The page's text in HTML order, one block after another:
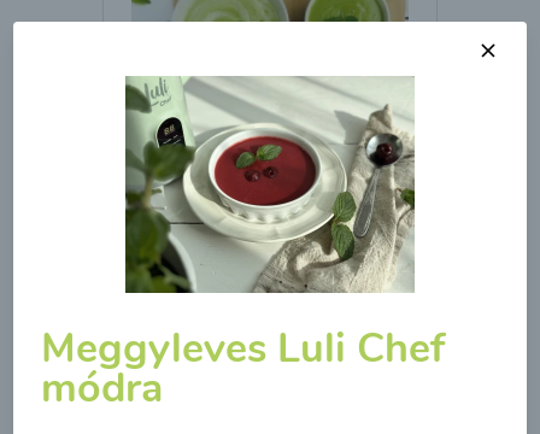
Borsóleves mentával
00:20 Megtekintése
Meggyleves Luli Chef
módra